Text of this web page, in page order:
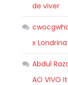
de viver
x Londrina
Abdul
AO VIVO